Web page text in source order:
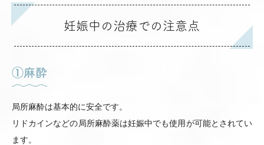
妊娠中の治療での注意点
①麻酔
局所麻酔は基本的に安全です。
リドカインなどの局所麻酔薬は妊娠中でも使用が可能とされてい
ます。